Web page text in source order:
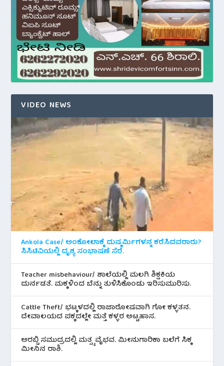
VIDEO NEWS
Ankola Case/ ಅಂಕೋಲಾಕ್ಕೆ ದುಷ್ಕರ್ಮಿಗಳನ್ನ ಕರೆಸಿದವರಾರು?
ಸಿಸಿಟಿವಿಯಲ್ಲಿ ದೃಶ್ಯ ಸಂಭಾಷಣೆ ಸೆರೆ.
Teacher misbehaviour/ ಶಾಲೆಯಲ್ಲಿ ಮಲಗಿ ಶಿಕ್ಷಕಿಯ
ದುರ್ನಡತೆ. ಮಕ್ಕಳಿಂದ ಬೆನ್ನು ತುಳಿಸಿಕೊಂಡು ಇರಿಸುಮುರಿಸು.
Cattle Theft/ ಭಟ್ಕಳದಲ್ಲಿ ರಾಜಾರೋಷವಾಗಿ ಗೋ ಕಳ್ಳತನ.
ದೇವಾಲಯದ ಪಕ್ಕದಲ್ಲೇ ಮತ್ತೆ ಕಳ್ಳರ ಅಟ್ಟಹಾಸ.
ಅರಬ್ಬಿ ಸಮುದ್ರದಲ್ಲಿ ಮತ್ಸ್ಯ ವೈಭವ. ಮೀನುಗಾರಿಕಾ ಬಲೆಗೆ ಸಿಕ್ಕ
ಮೀನಿನ‌ ರಾಶಿ.